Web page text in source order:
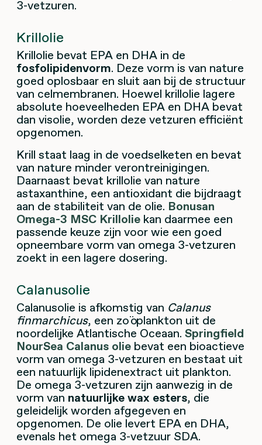
3-vetzuren.
Krillolie
Krillolie bevat EPA en DHA in de
fosfolipidenvorm. Deze vorm is van nature
goed oplosbaar en sluit aan bij de structuur
van celmembranen. Hoewel krillolie lagere
absolute hoeveelheden EPA en DHA bevat
dan visolie, worden deze vetzuren efficiënt
opgenomen.
Krill staat laag in de voedselketen en bevat
van nature minder verontreinigingen.
Daarnaast bevat krillolie van nature
astaxanthine, een antioxidant die bijdraagt
aan de stabiliteit van de olie. Bonusan
Omega-3 MSC Krillolie kan daarmee een
passende keuze zijn voor wie een goed
opneembare vorm van omega 3-vetzuren
zoekt in een lagere dosering.
Calanusolie
Calanusolie is afkomstig van Calanus
finmarchicus, een zoöplankton uit de
noordelijke Atlantische Oceaan. Springfield
NourSea Calanus olie bevat een bioactieve
vorm van omega 3-vetzuren en bestaat uit
een natuurlijk lipidenextract uit plankton.
De omega 3-vetzuren zijn aanwezig in de
vorm van natuurlijke wax esters, die
geleidelijk worden afgegeven en
opgenomen. De olie levert EPA en DHA,
evenals het omega 3-vetzuur SDA.